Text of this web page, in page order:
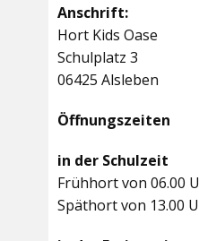
Anschrift:
Hort Kids Oase
Schulplatz 3
06425 Alsleben
Öffnungszeiten
in der Schulzeit
Frühhort von 06.00
Späthort von 13.00